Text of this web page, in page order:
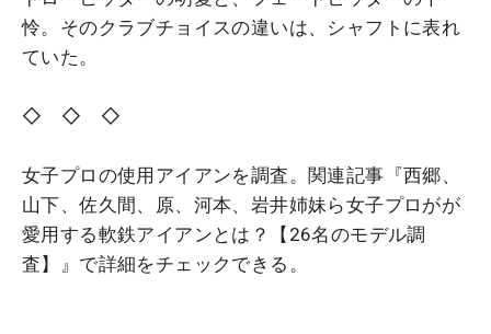
怜。そのクラブチョイスの違いは、シャフトに表れ
ていた。
◇ ◇ ◇
女子プロの使用アイアンを調査。関連記事『西郷、
山下、佐久間、原、河本、岩井姉妹ら女子プロがが
愛用する軟鉄アイアンとは？【26名のモデル調
査】』で詳細をチェックできる。